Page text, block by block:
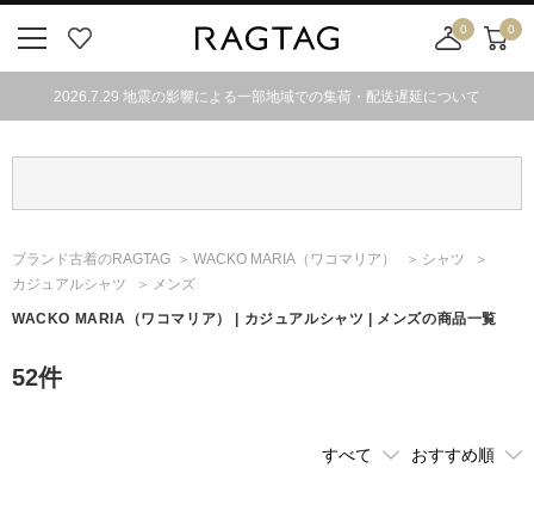
気
0
舗
カ
ト
0
2026.7.29 地震の影響による一部地域での集荷・配送遅延について
ブランド古着のRAGTAG WACKO MARIA （ワコマリア）
シャツ
カジュアルシャツ
メンズ
WACKO MARIA （ワコマリア） | カジュアルシャツ | メンズの商品一覧
52件